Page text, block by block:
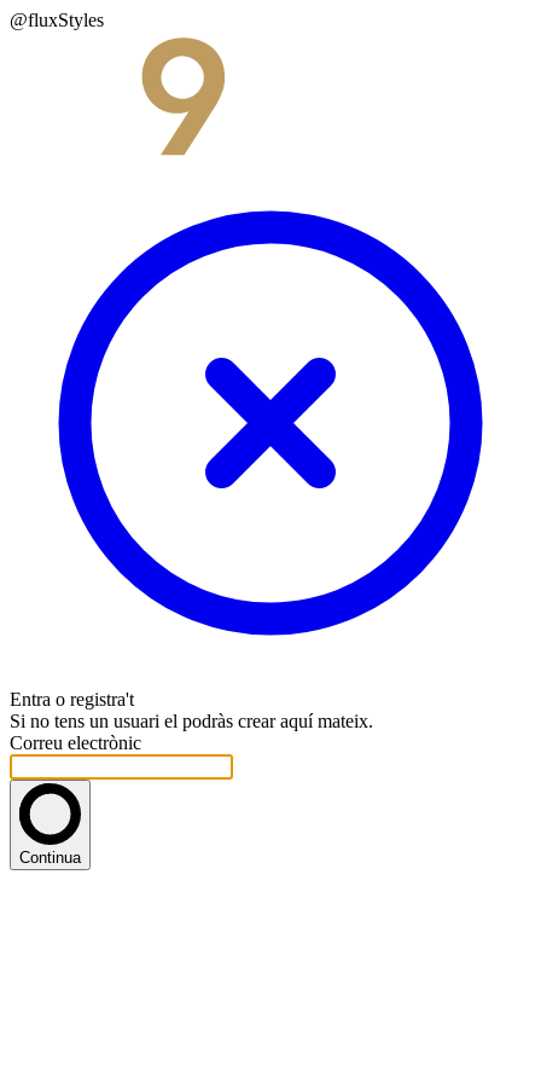
@fluxStyles
Entra o registra't
Si no tens un usuari el podràs crear aquí mateix.
Correu electrònic
Continua